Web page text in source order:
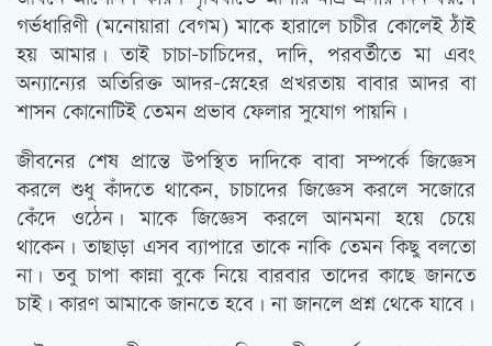
গর্ভধারিণী (মনোয়ারা বেগম) মাকে হারালে চাচীর কোলেই ঠাঁই
হয় আমার। তাই চাচা-চাচিদের, দাদি, পরবর্তীতে মা এবং
অন্যান্যের অতিরিক্ত আদর-স্নেহের প্রখরতায় বাবার আদর বা
শাসন কোনোটিই তেমন প্রভাব ফেলার সুযোগ পায়নি।
জীবনের শেষ প্রান্তে উপস্থিত দাদিকে বাবা সম্পর্কে জিজ্ঞেস
করলে শুধু কাঁদতে থাকেন, চাচাদের জিজ্ঞেস করলে সজোরে
কেঁদে ওঠেন। মাকে জিজ্ঞেস করলে আনমনা হয়ে চেয়ে
থাকেন। তাছাড়া এসব ব্যাপারে তাকে নাকি তেমন কিছু বলতো
না। তবু চাপা কান্না বুকে নিয়ে বারবার তাদের কাছে জানতে
চাই। কারণ আমাকে জানতে হবে। না জানলে প্রশ্ন থেকে যাবে।